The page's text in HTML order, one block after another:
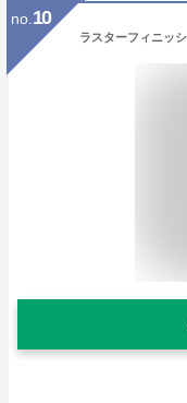
no. 10